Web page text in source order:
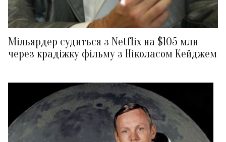
Мільярдер судиться з Netflix на $105 млн
через крадіжку фільму з Ніколасом Кейджем